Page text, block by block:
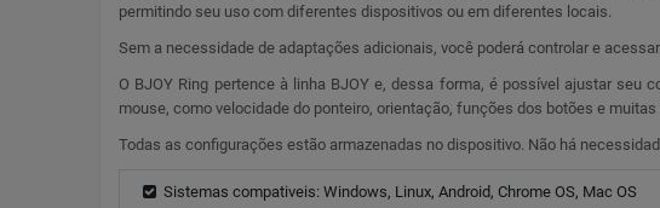
permitindo seu uso com diferentes dispositivos ou em diferentes locais.
Sem a necessidade de adaptações adicionais, você poderá controlar e
O BJOY Ring pertence à linha BJOY e, dessa forma, é possível ajustar seu
mouse, como velocidade do ponteiro, orientação, funções dos botões e muitas
Todas as configurações estão armazenadas no dispositivo. Não há
Sistemas compativeis: Windows, Linux, Android, Chrome OS, Mac OS